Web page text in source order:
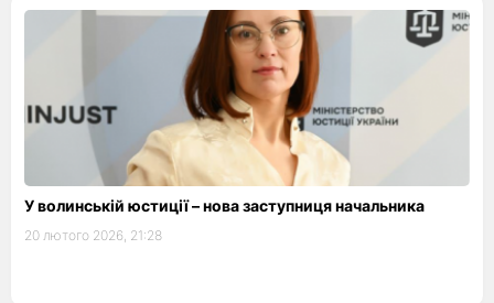
У волинській юстиції – нова заступниця начальника
20 лютого 2026, 21:28